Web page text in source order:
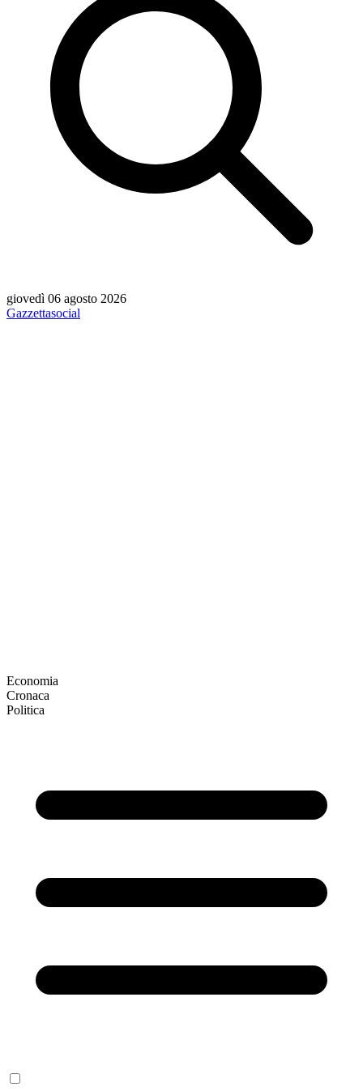
giovedì 06 agosto 2026
Gazzettasocial
Economia
Cronaca
Politica